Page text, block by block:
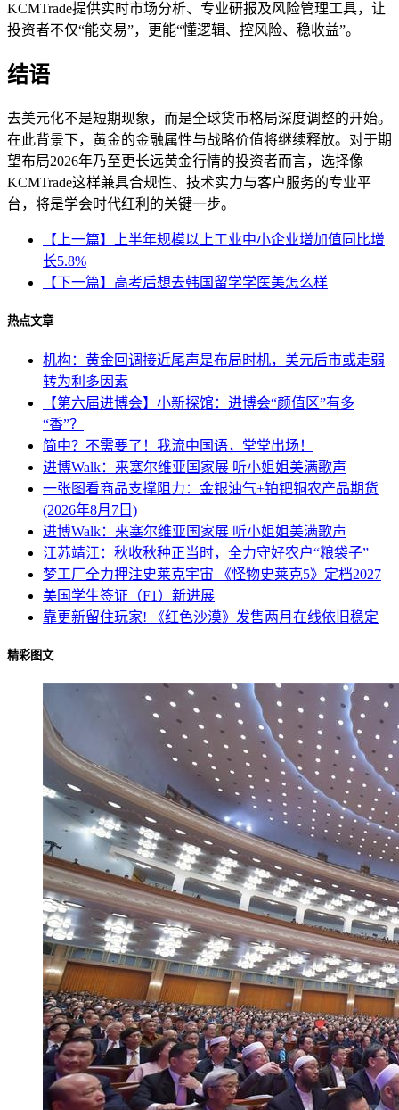
KCMTrade提供实时市场分析、专业研报及风险管理工具，让
投资者不仅“能交易”，更能“懂逻辑、控风险、稳收益”。
结语
去美元化不是短期现象，而是全球货币格局深度调整的开始。
在此背景下，黄金的金融属性与战略价值将继续释放。对于期
望布局2026年乃至更长远黄金行情的投资者而言，选择像
KCMTrade这样兼具合规性、技术实力与客户服务的专业平
台，将是学会时代红利的关键一步。
【上一篇】上半年规模以上工业中小企业增加值同比增
长5.8%
【下一篇】高考后想去韩国留学学医美怎么样
热点文章
机构：黄金回调接近尾声是布局时机，美元后市或走弱
转为利多因素
【第六届进博会】小新探馆：进博会“颜值区”有多
“香”？
简中？不需要了！我流中国语，堂堂出场！
进博Walk：来塞尔维亚国家展 听小姐姐美满歌声
一张图看商品支撑阻力：金银油气+铂钯铜农产品期货
(2026年8月7日)
进博Walk：来塞尔维亚国家展 听小姐姐美满歌声
江苏靖江：秋收秋种正当时，全力守好农户“粮袋子”
梦工厂全力押注史莱克宇宙 《怪物史莱克5》定档2027
美国学生签证（F1）新进展
靠更新留住玩家! 《红色沙漠》发售两月在线依旧稳定
精彩图文